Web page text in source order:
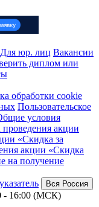
Для юр. лиц Вакансии
диплом или
обработки cookie
Пользовательское
условия
акции
«Скидка за
акции «Скидка
на получение
Вся Россия
- 16:00 (МСК)